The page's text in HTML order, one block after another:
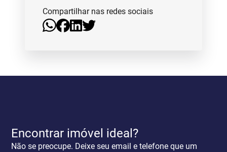
Compartilhar nas redes sociais
Encontrar imóvel ideal?
Não se preocupe. Deixe seu email e telefone que um